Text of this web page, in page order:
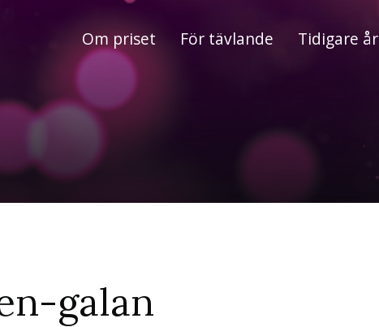
Om priset För tävlande Tidigare år
galan